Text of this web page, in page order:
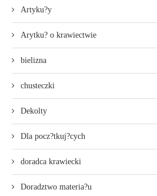
Artyku?y
Arytku? o krawiectwie
bielizna
chusteczki
Dekolty
Dla pocz?tkuj?cych
doradca krawiecki
Doradztwo materia?u